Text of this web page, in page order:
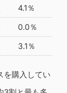
4.1％
0.0％
3.1％
を購入してい